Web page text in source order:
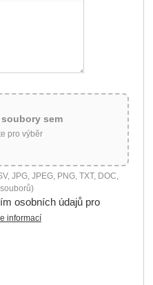
soubory sem
pro výběr
JPG, JPEG, PNG, TXT, DOC,
osobních údajů pro
informací